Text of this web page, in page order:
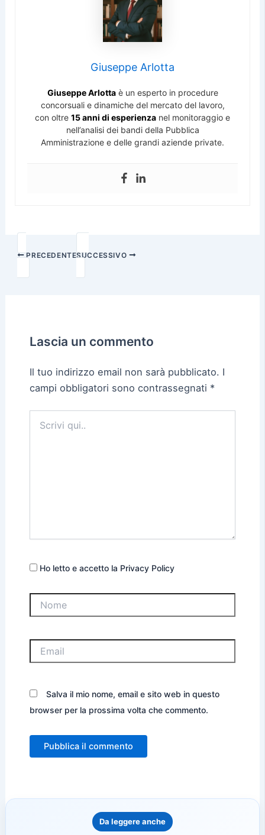
Giuseppe Arlotta
Giuseppe Arlottaè un esperto in procedure
concorsuali e dinamiche del mercato del lavoro,
con oltre 15 anni di esperienza nel monitoraggio e
nell’analisi dei bandi della Pubblica
Amministrazione e delle grandi aziende private.
PRECEDENTESUCCESSIVO
Lascia un commento
Il tuo indirizzo email non sarà pubblicato. I
campi obbligatori sono contrassegnati *
qui..
Ho letto e accetto la Privacy Policy
Salva il mio nome, email e sito web in questo
browser per la prossima volta che commento.
Da leggere anche